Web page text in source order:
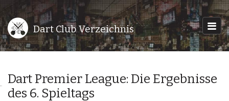
Dart Club Verzeichnis
Dart Premier League: Die Ergebnisse
des 6. Spieltags